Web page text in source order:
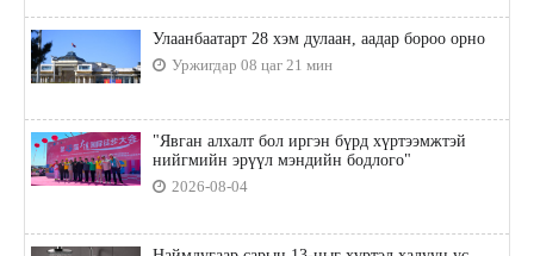
Улаанбаатарт 28 хэм дулаан, аадар бороо орно
Уржигдар 08 цаг 21 мин
"Явган алхалт бол иргэн бүрд хүртээмжтэй
нийгмийн эрүүл мэндийн бодлого"
2026-08-04